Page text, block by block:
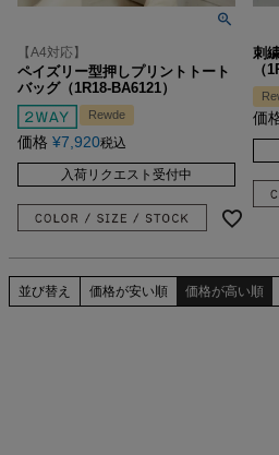
【A4対応】
ペイズリー型押しプリントトート
バッグ（1R18-BA6121）
Rewde
価格 ¥7,920税込
入荷リクエスト受付中
刺
（
価
並び替え 価格が安い順 価格が高い順